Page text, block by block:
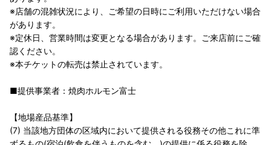
※店舗の混雑状況により、ご希望の日時にご利用いただけない場合
があります。
※定休日、営業時間は変更となる場合があります。ご来店前にご確
認ください。
※本チケットの転売は禁止されています。
■提供事業者：焼肉ホルモン富士
【地場産品基準】
(7) 当該地方団体の区域内において提供される役務その他これに準